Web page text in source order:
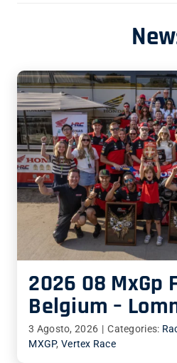
2026 08 MxGp
Belgium –
3 Agosto, 2026 | Categories:
MXGP, Vertex Race